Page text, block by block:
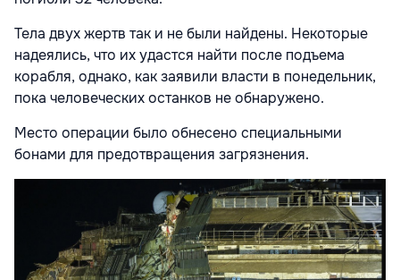
Тела двух жертв так и не были найдены. Некоторые
надеялись, что их удастся найти после подъема
корабля, однако, как заявили власти в понедельник,
пока человеческих останков не обнаружено.
Место операции было обнесено специальными
бонами для предотвращения загрязнения.